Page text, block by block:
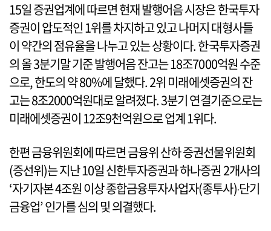
15일 증권업계에 따르면 현재 발행어음 시장은 한국투자
증권이 압도적인 1위를 차지하고 있고 나머지 대형사들
이 약간의 점유율을 나누고 있는 상황이다. 한국투자증권
의 올 3분기말 기준 발행어음 잔고는 18조7000억원 수준
으로, 한도의 약 80%에 달했다. 2위 미래에셋증권의 잔
고는 8조2000억원대로 알려졌다. 3분기 연결기준으로는
미래에셋증권이 12조9천억원으로 업계 1위다.
한편 금융위원회에 따르면 금융위 산하 증권선물위원회
(증선위)는 지난 10일 신한투자증권과 하나증권 2개사의
‘자기자본 4조원 이상 종합금융투자사업자(종투사)‧단기
금융업’ 인가를 심의 및 의결했다.